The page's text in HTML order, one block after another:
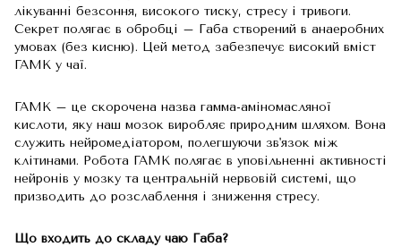
лікуванні безсоння, високого тиску, стресу і тривоги.
Секрет полягає в обробці – Габа створений в анаеробних
умовах (без кисню). Цей метод забезпечує високий вміст
ГАМК у чаї.
ГАМК – це скорочена назва гамма-аміномасляної
кислоти, яку наш мозок виробляє природним шляхом. Вона
служить нейромедіатором, полегшуючи зв'язок між
клітинами. Робота ГАМК полягає в уповільненні активності
нейронів у мозку та центральній нервовій системі, що
призводить до розслаблення і зниження стресу.
Що входить до складу чаю Габа?